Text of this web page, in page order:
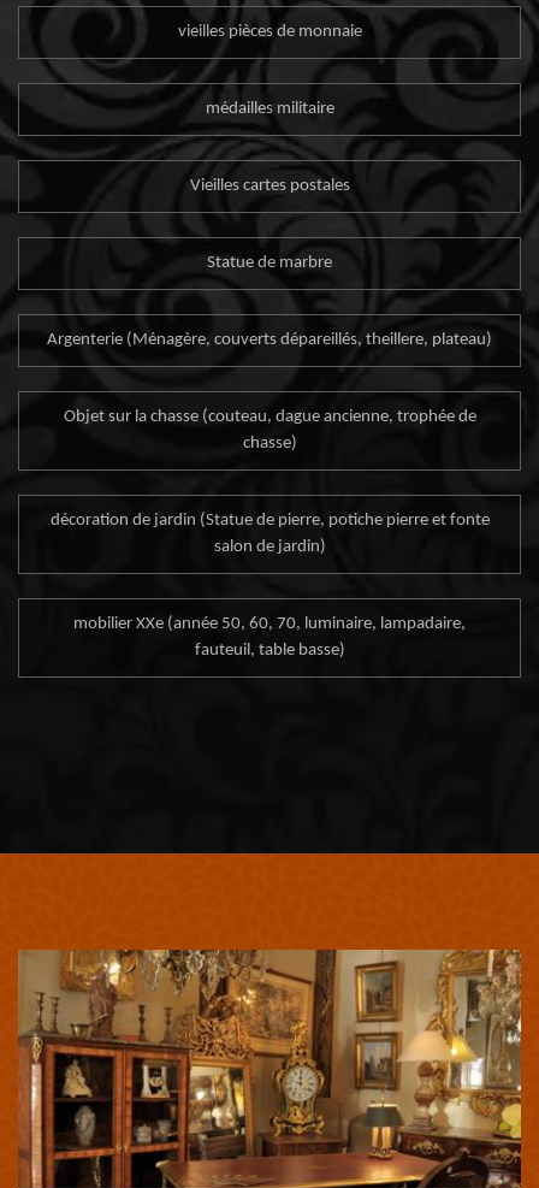
vieilles pièces de monnaie
médailles militaire
Vieilles cartes postales
Statue de marbre
Argenterie (Ménagère, couverts dépareillés, theillere, plateau)
Objet sur la chasse (couteau, dague ancienne, trophée de
chasse)
décoration de jardin (Statue de pierre, potiche pierre et fonte
salon de jardin)
mobilier XXe (année 50, 60, 70, luminaire, lampadaire,
fauteuil, table basse)